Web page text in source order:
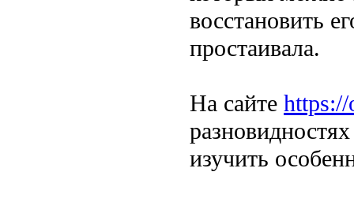
восстановить
простаивала.
На сайте
изучить